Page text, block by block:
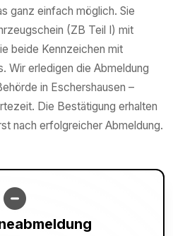
ganz einfach möglich. Sie
(ZB Teil I) mit
beide Kennzeichen mit
Wir erledigen die Abmeldung
in Eschershausen –
Die Bestätigung erhalten
nach erfolgreicher Abmeldung.